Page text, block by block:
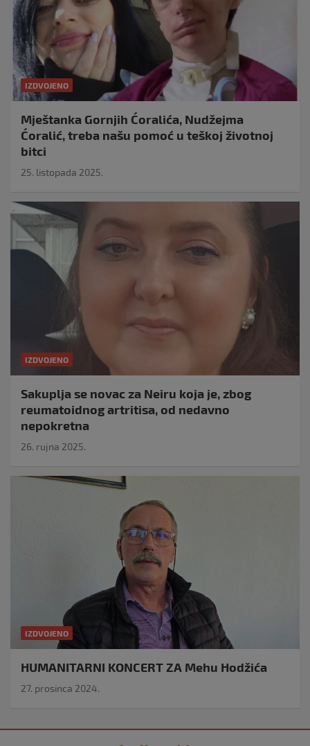
IZDVOJENO
Mještanka Gornjih Ćoralića, Nudžejma
Ćoralić, treba našu pomoć u teškoj životnoj
bitci
25. listopada 2025.
IZDVOJENO
Sakuplja se novac za Neiru koja je, zbog
reumatoidnog artritisa, od nedavno
nepokretna
26. rujna 2025.
IZDVOJENO
HUMANITARNI KONCERT ZA Mehu Hodžića
27. prosinca 2024.